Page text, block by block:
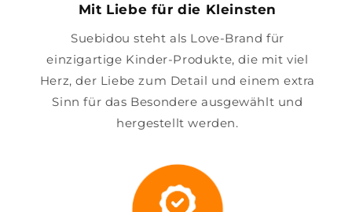
Mit Liebe für die Kleinsten
Suebidou steht als Love-Brand für
einzigartige Kinder-Produkte, die mit viel
Herz, der Liebe zum Detail und einem extra
Sinn für das Besondere ausgewählt und
hergestellt werden.